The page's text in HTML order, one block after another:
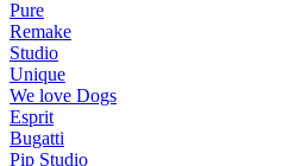
Pure
Remake
Studio
Unique
We love Dogs
Esprit
Bugatti
Pip Studio